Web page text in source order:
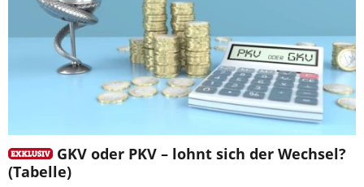
GKV oder PKV – lohnt sich der Wechsel?
(Tabelle)